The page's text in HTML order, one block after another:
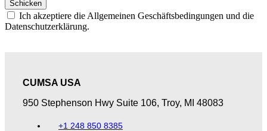
Ich akzeptiere die Allgemeinen Geschäftsbedingungen und die
Datenschutzerklärung.
CUMSA USA​
950 Stephenson Hwy Suite 106, Troy, MI 48083​
+1 248 850 8385